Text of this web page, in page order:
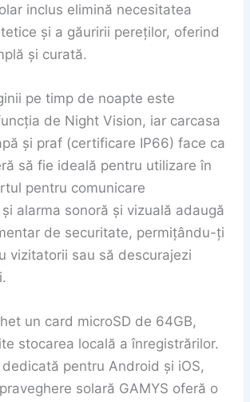
inclus elimină necesitatea
și a găuririi pereților, oferind
și curată.
pe timp de noapte este
de Night Vision, iar carcasa
și praf (certificare IP66) face ca
să fie ideală pentru utilizare în
pentru comunicare
alarma sonoră și vizuală adaugă
de securitate, permițându-ți
vizitatorii sau să descurajezi
un card microSD de 64GB,
stocarea locală a înregistrărilor.
pentru Android și iOS,
solară GAMYS oferă o